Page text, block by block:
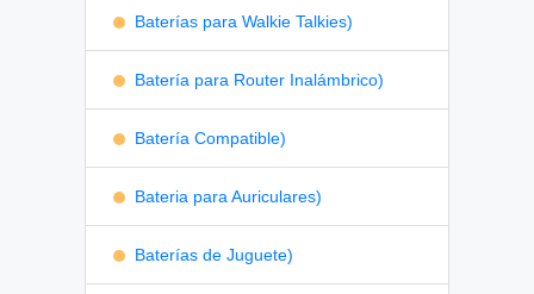
Baterías para Walkie Talkies)
Batería para Router Inalámbrico)
Batería Compatible)
Bateria para Auriculares)
Baterías de Juguete)